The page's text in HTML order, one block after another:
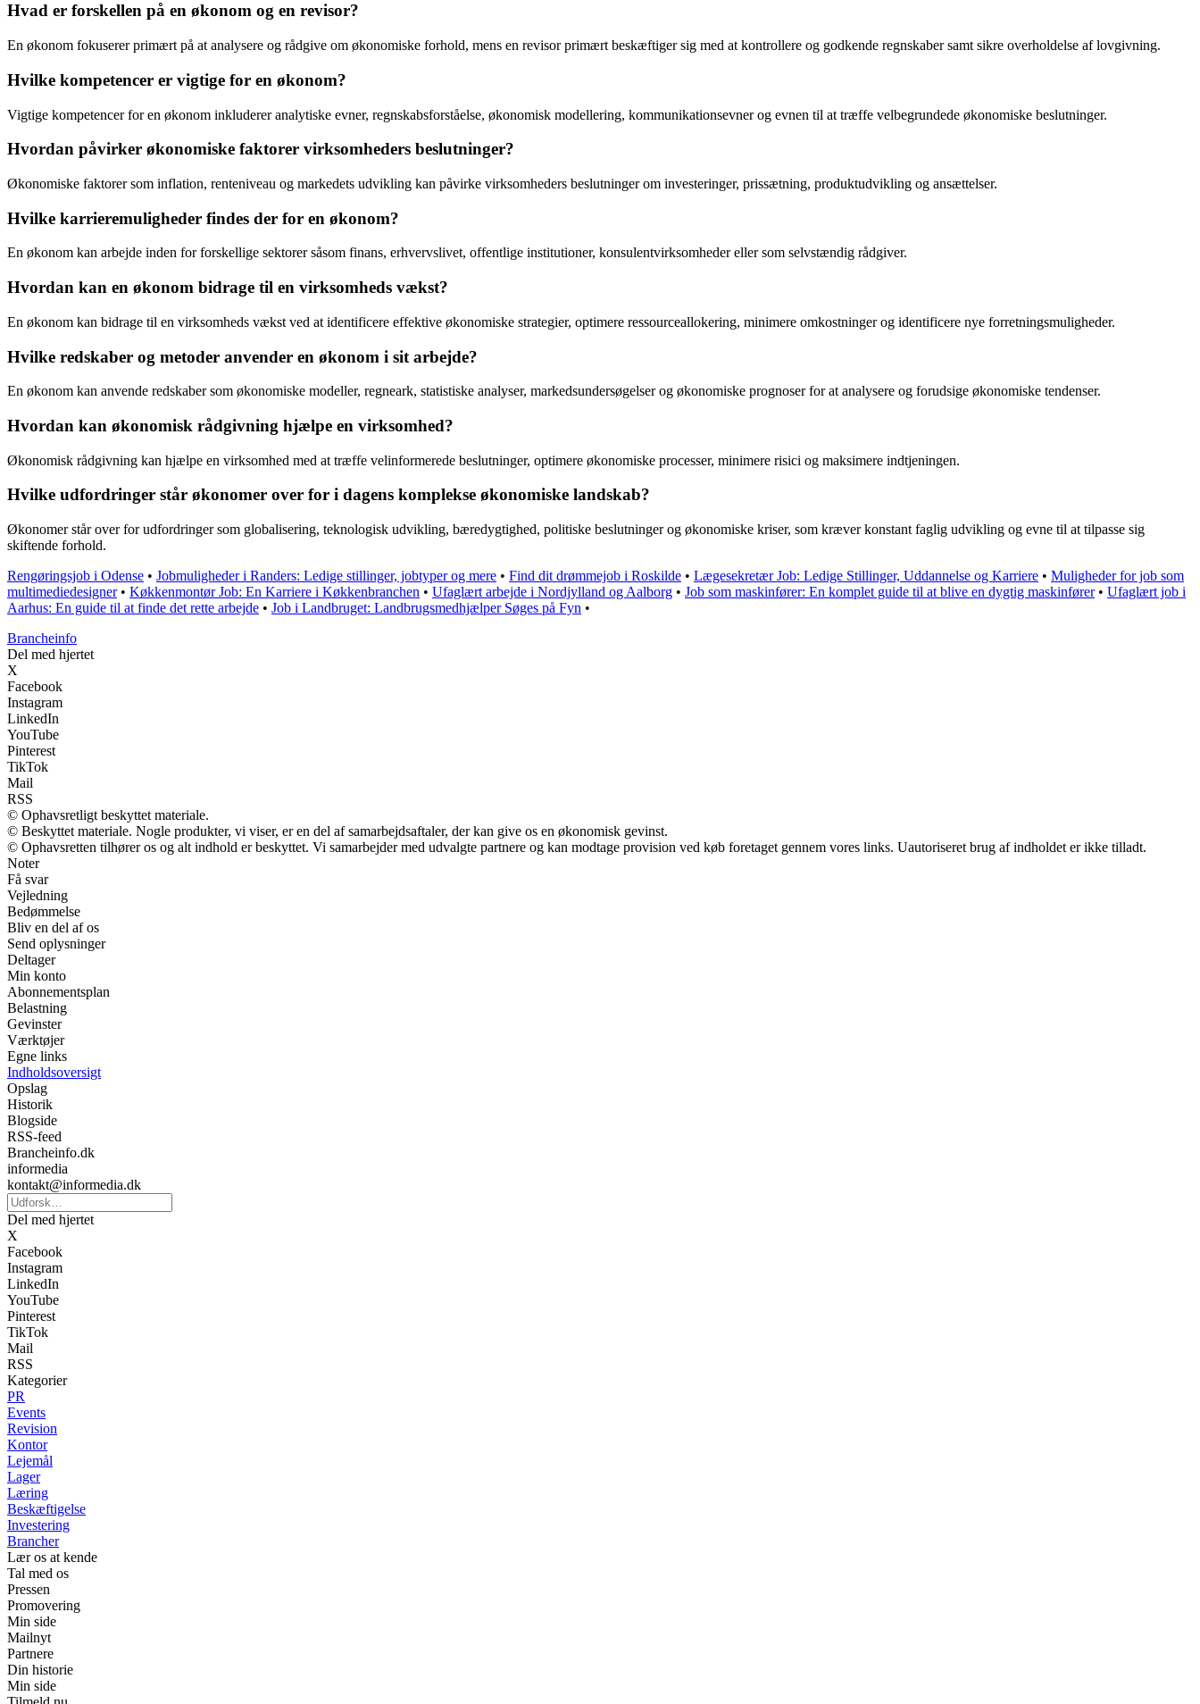
Hvad er forskellen på en økonom og en revisor?
En økonom fokuserer primært på at analysere og rådgive om økonomiske forhold, mens en revisor primært beskæftiger sig med at kontrollere og godkende regnskaber samt sikre overholdelse af lovgivning.
Hvilke kompetencer er vigtige for en økonom?
Vigtige kompetencer for en økonom inkluderer analytiske evner, regnskabsforståelse, økonomisk modellering, kommunikationsevner og evnen til at træffe velbegrundede økonomiske beslutninger.
Hvordan påvirker økonomiske faktorer virksomheders beslutninger?
Økonomiske faktorer som inflation, renteniveau og markedets udvikling kan påvirke virksomheders beslutninger om investeringer, prissætning, produktudvikling og ansættelser.
Hvilke karrieremuligheder findes der for en økonom?
En økonom kan arbejde inden for forskellige sektorer såsom finans, erhvervslivet, offentlige institutioner, konsulentvirksomheder eller som selvstændig rådgiver.
Hvordan kan en økonom bidrage til en virksomheds vækst?
En økonom kan bidrage til en virksomheds vækst ved at identificere effektive økonomiske strategier, optimere ressourceallokering, minimere omkostninger og identificere nye forretningsmuligheder.
Hvilke redskaber og metoder anvender en økonom i sit arbejde?
En økonom kan anvende redskaber som økonomiske modeller, regneark, statistiske analyser, markedsundersøgelser og økonomiske prognoser for at analysere og forudsige økonomiske tendenser.
Hvordan kan økonomisk rådgivning hjælpe en virksomhed?
Økonomisk rådgivning kan hjælpe en virksomhed med at træffe velinformerede beslutninger, optimere økonomiske processer, minimere risici og maksimere indtjeningen.
Hvilke udfordringer står økonomer over for i dagens komplekse økonomiske landskab?
Økonomer står over for udfordringer som globalisering, teknologisk udvikling, bæredygtighed, politiske beslutninger og økonomiske kriser, som kræver konstant faglig udvikling og evne til at tilpasse sig
skiftende forhold.
Rengøringsjob i Odense • Jobmuligheder i Randers: Ledige stillinger, jobtyper og mere • Find dit drømmejob i Roskilde • Lægesekretær Job: Ledige Stillinger, Uddannelse og Karriere • Muligheder for job som
multimediedesigner• Køkkenmontør Job: En Karriere i Køkkenbranchen • Ufaglært arbejde i Nordjylland og Aalborg • Job som maskinfører: En komplet guide til at blive en dygtig maskinfører• Ufaglært job i
Aarhus: En guide til at finde det rette arbejde • Job i Landbruget: Landbrugsmedhjælper Søges på Fyn •
Brancheinfo
Del med hjertet
X
Facebook
Instagram
LinkedIn
YouTube
Pinterest
TikTok
Mail
RSS
© Ophavsretligt beskyttet materiale.
© Beskyttet materiale. Nogle produkter, vi viser, er en del af samarbejdsaftaler, der kan give os en økonomisk gevinst.
© Ophavsretten tilhører os og alt indhold er beskyttet. Vi samarbejder med udvalgte partnere og kan modtage provision ved køb foretaget gennem vores links. Uautoriseret brug af indholdet er ikke tilladt.
Noter
Få svar
Vejledning
Bedømmelse
Bliv en del af os
Send oplysninger
Deltager
Min konto
Abonnementsplan
Belastning
Gevinster
Værktøjer
Egne links
Indholdsoversigt
Opslag
Historik
Blogside
RSS-feed
Brancheinfo.dk
informedia
kontakt@informedia.dk
Del med hjertet
X
Facebook
Instagram
LinkedIn
YouTube
Pinterest
TikTok
Mail
RSS
Kategorier
PR
Events
Revision
Kontor
Lejemål
Lager
Læring
Beskæftigelse
Investering
Brancher
Lær os at kende
Tal med os
Pressen
Promovering
Min side
Mailnyt
Partnere
Din historie
Min side